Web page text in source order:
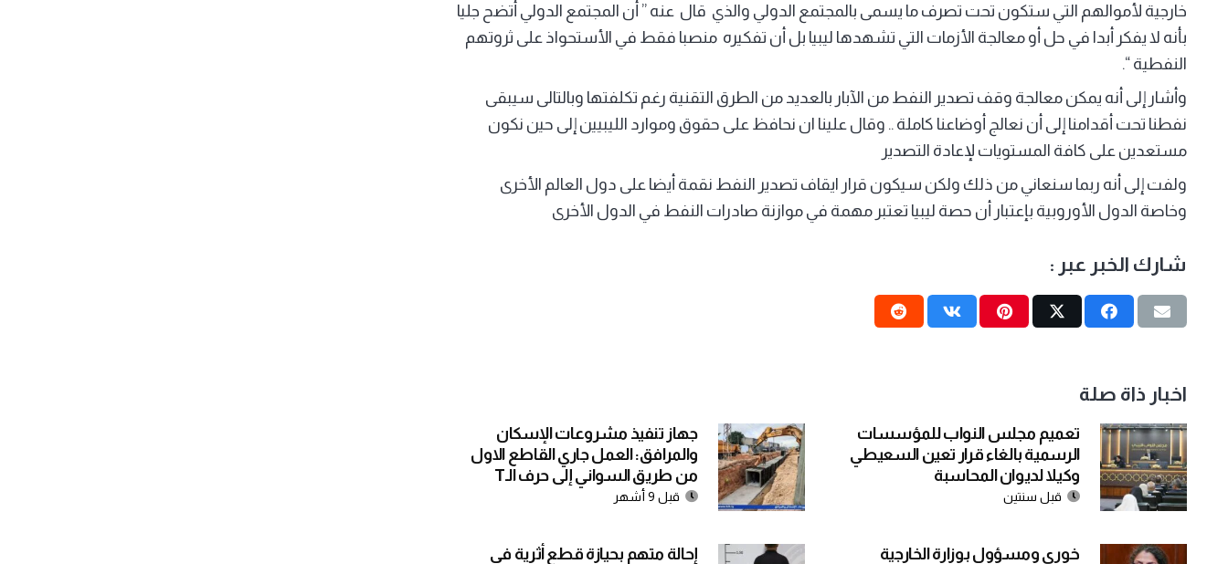
خارجية لأموالهم التي ستكون تحت تصرف ما يسمى بالمجتمع الدولي والذي قال عنه ” أن المجتمع الدولي أتضح جليا
بأنه لا يفكر أبدا في حل أو معالجة الأزمات التي تشهدها ليبيا بل أن تفكيره منصبا فقط في الأستحواذ على ثروتهم
النفطية “.
وأشار إلى أنه يمكن معالجة وقف تصدير النفط من الآبار بالعديد من الطرق التقنية رغم تكلفتها وبالتالى سيبقى
نفطنا تحت أقدامنا إلى أن نعالج أوضاعنا كاملة .. وقال علينا ان نحافظ على حقوق وموارد الليبيين إلى حين نكون
مستعدين على كافة المستويات لإعادة التصدير
ولفت إلى أنه ربما سنعاني من ذلك ولكن سيكون قرار ايقاف تصدير النفط نقمة أيضا على دول العالم الأخرى
وخاصة الدول الأوروبية بإعتبار أن حصة ليبيا تعتبر مهمة في موازنة صادرات النفط في الدول الأخرى
شارك الخبر عبر :
اخبار ذاة صلة
تعميم مجلس النواب للمؤسسات
الرسمية بالغاء قرار تعين السعيطي
وكيلا لديوان المحاسبة
قبل سنتين
جهاز تنفيذ مشروعات الإسكان
والمرافق: العمل جاري القاطع الاول
من طريق السواني إلى حرف الـT
قبل 9 أشهر
خوري ومسؤول بوزارة الخارجية
إحالة متهم بحيازة قطع أثرية في